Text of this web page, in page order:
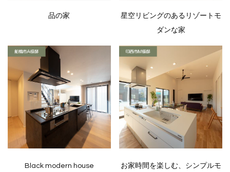
品の家
星空リビングのあるリゾートモ
ダンな家
Black modern house
お家時間を楽しむ、シンプルモ